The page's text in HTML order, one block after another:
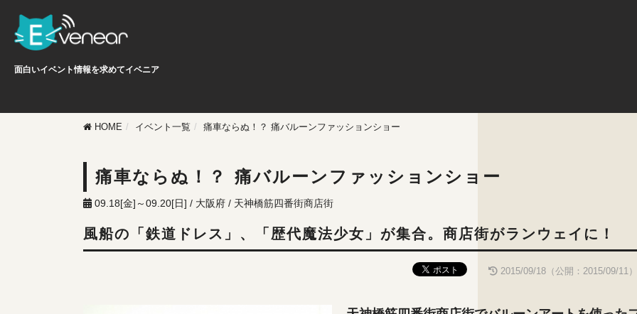
面白いイベント情報を求めてイベニア
HOME イベント一覧 痛車ならぬ！？ 痛バルーンファッションショー
痛車ならぬ！？ 痛バルーンファッションショー
09.18[金]～09.20[日] / 大阪府 / 天神橋筋四番街商店街
風船の「鉄道ドレス」、「歴代魔法少女」が集合。商店街がランウェイに！
2015/09/18（公開：2015/09/11）